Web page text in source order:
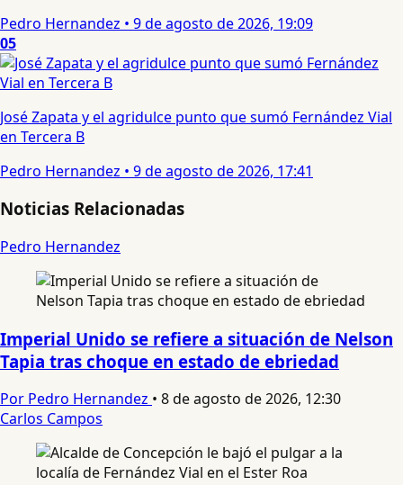
Pedro Hernandez • 9 de agosto de 2026, 19:09
05
José Zapata y el agridulce punto que sumó Fernández Vial
en Tercera B
Pedro Hernandez • 9 de agosto de 2026, 17:41
Noticias Relacionadas
Pedro Hernandez
Imperial Unido se refiere a situación de Nelson
Tapia tras choque en estado de ebriedad
Por Pedro Hernandez • 8 de agosto de 2026, 12:30
Carlos Campos